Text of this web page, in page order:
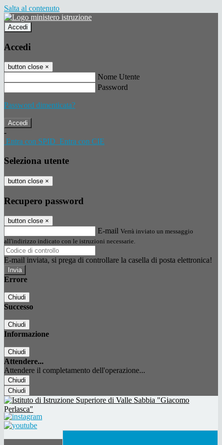
Salta al contenuto
Accedi
Accedi
button close ×
Nome Utente
Password
Password dimenticata?
-
Entra con SPID Entra con CIE
Seleziona utente
button close ×
Recupero password
button close ×
E-mail Verrà inviato un messaggio
all'indirizzo indicato con le istruzioni necessarie.
E-mail inviata, si prega di controllare la casella di posta elettronica!
Errore
Chiudi
Successo
Chiudi
Informazione
Chiudi
Attendere...
Attendere il completamento dell'operazione...
Chiudi
Chiudi